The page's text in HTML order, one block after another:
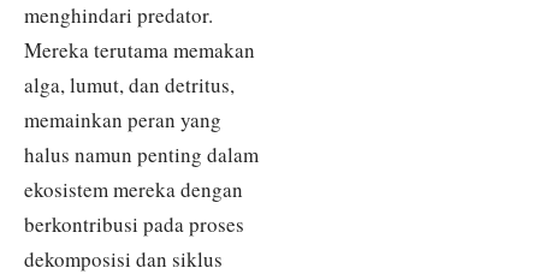
menghindari predator.
Mereka terutama memakan
alga, lumut, dan detritus,
memainkan peran yang
halus namun penting dalam
ekosistem mereka dengan
berkontribusi pada proses
dekomposisi dan siklus